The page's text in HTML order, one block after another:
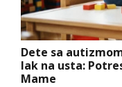
Dete sa
lak na usta:
Mame